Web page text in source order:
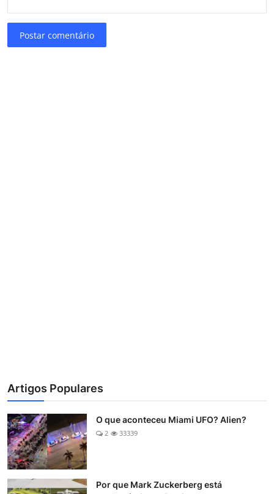
Postar comentário
Artigos Populares
O que aconteceu Miami UFO? Alien?
2 33339
Por que Mark Zuckerberg está